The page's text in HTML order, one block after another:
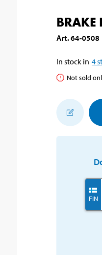
BRAKE
Art.64-0508
In stock in 4
Not sold
FIN